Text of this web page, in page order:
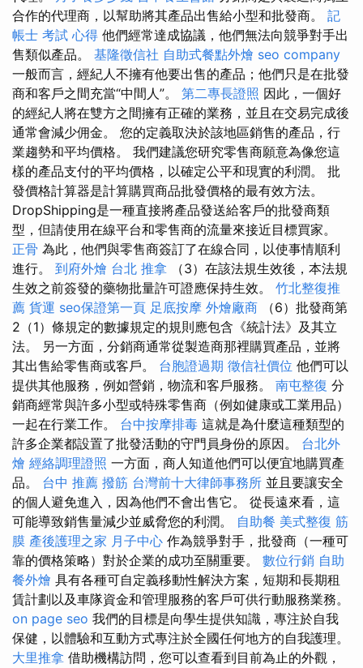
合作的代理商，以幫助將其產品出售給小型和批發商。 記
帳士 考試 心得 他們經常達成協議，他們無法向競爭對手出
售類似產品。 基隆徵信社 自助式餐點外燴 seo company
一般而言，經紀人不擁有他要出售的產品；他們只是在批發
商和客戶之間充當“中間人”。 第二專長證照 因此，一個好
的經紀人將在雙方之間擁有正確的業務，並且在交易完成後
通常會減少佣金。 您的定義取決於該地區銷售的產品，行
業趨勢和平均價格。 我們建議您研究零售商願意為像您這
樣的產品支付的平均價格，以確定公平和現實的利潤。 批
發價格計算器是計算購買商品批發價格的最有效方法。
DropShipping是一種直接將產品發送給客戶的批發商類
型，但請使用在線平台和零售商的流量來接近目標買家。
正骨 為此，他們與零售商簽訂了在線合同，以使事情順利
進行。 到府外燴 台北 推拿 （3）在該法規生效後，本法規
生效之前簽發的藥物批量許可證應保持生效。 竹北整復推
薦 貨運 seo保證第一頁 足底按摩 外燴廠商 （6）批發商第
2（1）條規定的數據規定的規則應包含《統計法》及其立
法。 另一方面，分銷商通常從製造商那裡購買產品，並將
其出售給零售商或客戶。 台胞證過期 徵信社價位 他們可以
提供其他服務，例如營銷，物流和客戶服務。 南屯整復 分
銷商經常與許多小型或特殊零售商（例如健康或工業用品）
一起在行業工作。 台中按摩排毒 這就是為什麼這種類型的
許多企業都設置了批發活動的守門員身份的原因。 台北外
燴 經絡調理證照 一方面，商人知道他們可以便宜地購買產
品。 台中 推薦 撥筋 台灣前十大律師事務所 並且要讓安全
的個人避免進入，因為他們不會出售它。 從長遠來看，這
可能導致銷售量減少並威脅您的利潤。 自助餐 美式整復 筋
膜 產後護理之家 月子中心 作為競爭對手，批發商（一種可
靠的價格策略）對於企業的成功至關重要。 數位行銷 自助
餐外燴 具有各種可自定義移動性解決方案，短期和長期租
賃計劃以及車隊資金和管理服務的客戶可供行動服務業務。
on page seo 我們的目標是向學生提供知識，專注於自我
保健，以體驗和互動方式專注於全國任何地方的自我護理。
大里推拿 借助機構訪問，您可以查看到目前為止的外觀，